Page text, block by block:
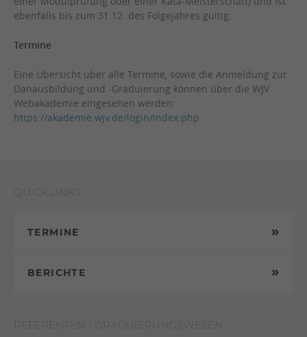
ebenfalls bis zum 31.12. des Folgejahres gültig.
Termine
Eine Übersicht über alle Termine, sowie die Anmeldung zur
Danausbildung und -Graduierung können über die WJV
Webakademie eingesehen werden:
https://akademie.wjv.de/login/index.php
TERMINE
BERICHTE